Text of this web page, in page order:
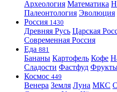
Археология Математика
Палеонтология Эволюция
Россия 1430
Древняя Русь Царская
Современная Россия
Еда 881
Бананы Картофель Кофе
Сладости Фастфуд
Космос 449
Венера Земля Луна МКС